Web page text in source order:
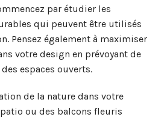
par étudier les
qui peuvent être utilisés
Pensez également à maximiser
votre design en prévoyant de
espaces ouverts.
de la nature dans votre
ou des balcons fleuris